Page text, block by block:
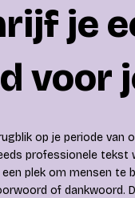
je
voor
op je periode van
professionele tekst
plek om mensen te
of dankwoord.